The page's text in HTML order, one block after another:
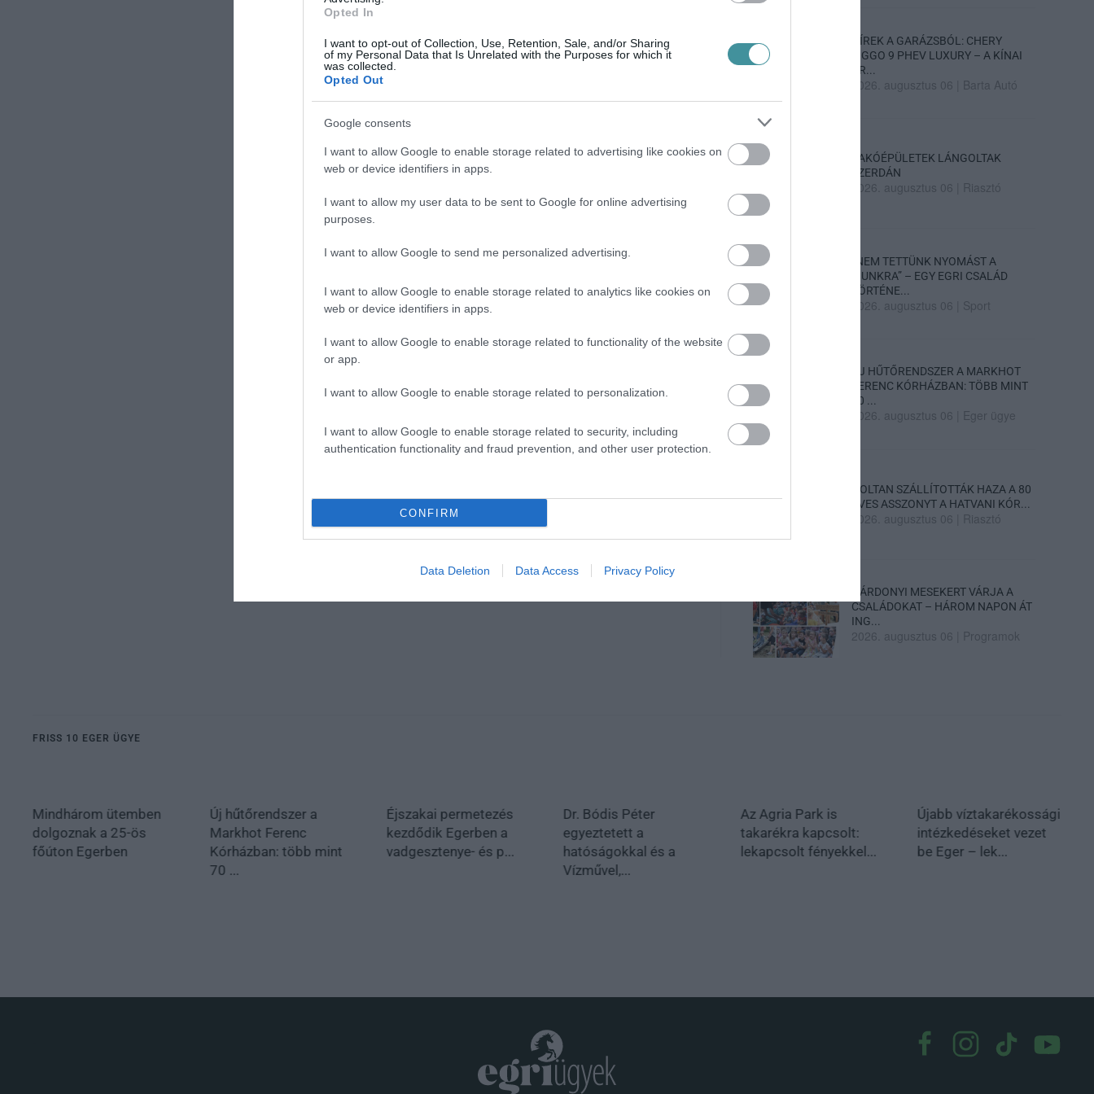
Opted In
I want to opt-out of Collection, Use, Retention, Sale, and/or Sharing
of my Personal Data that Is Unrelated with the Purposes for which it
was collected.
Opted Out
Google consents
I want to allow Google to enable storage related to advertising like cookies on
web or device identifiers in apps.
I want to allow my user data to be sent to Google for online advertising
purposes.
I want to allow Google to send me personalized advertising.
I want to allow Google to enable storage related to analytics like cookies on
web or device identifiers in apps.
I want to allow Google to enable storage related to functionality of the website
or app.
I want to allow Google to enable storage related to personalization.
I want to allow Google to enable storage related to security, including
authentication functionality and fraud prevention, and other user protection.
CONFIRM
Data Deletion Data Access Privacy Policy
HÍREK A GARÁZSBÓL: CHERY
TIGGO 9 PHEV LUXURY – A KÍNAI
PR...
2026. augusztus 06 Barta Autó
LAKÓÉPÜLETEK LÁNGOLTAK
SZERDÁN
2026. augusztus 06 Riasztó
„NEM TETTÜNK NYOMÁST A
FIUNKRA” – EGY EGRI CSALÁD
TÖRTÉNE...
2026. augusztus 06 Sport
ÚJ HŰTŐRENDSZER A MARKHOT
FERENC KÓRHÁZBAN: TÖBB MINT
70 ...
2026. augusztus 06 Eger ügye
HOLTAN SZÁLLÍTOTTÁK HAZA A 80
ÉVES ASSZONYT A HATVANI KÓR...
2026. augusztus 06 Riasztó
GÁRDONYI MESEKERT VÁRJA A
CSALÁDOKAT – HÁROM NAPON ÁT
ING...
2026. augusztus 06 Programok
FRISS 10 EGER ÜGYE
Mindhárom ütemben
dolgoznak a 25-ös
főúton Egerben
Új hűtőrendszer a
Markhot Ferenc
Kórházban: több mint
70 ...
Éjszakai permetezés
kezdődik Egerben a
vadgesztenye- és p...
Dr. Bódis Péter
egyeztetett a
hatóságokkal és a
Vízművel,...
Az Agria Park is
takarékra kapcsolt:
lekapcsolt fényekkel...
Újabb víztakarékossági
intézkedéseket vezet
be Eger – lek...